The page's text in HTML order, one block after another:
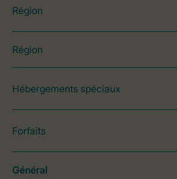
Région
Région
Hébergements spéciaux
Forfaits
Général